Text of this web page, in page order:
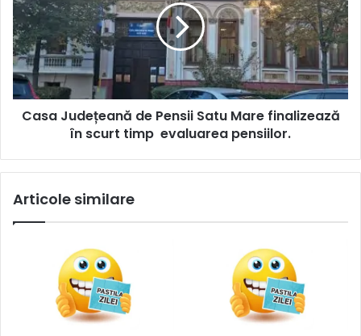
Casa Județeană de Pensii Satu Mare finalizează
în scurt timp evaluarea pensiilor.
Articole similare